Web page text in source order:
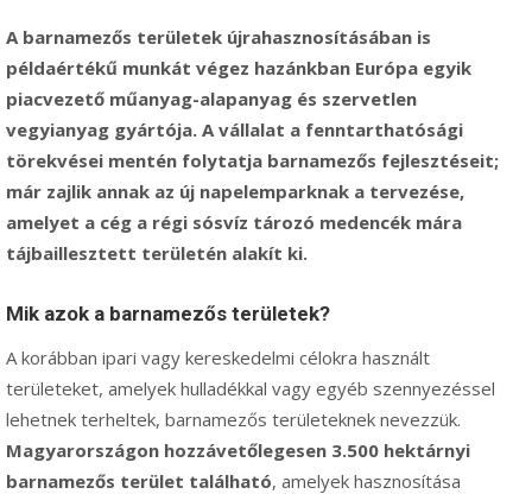
A barnamezős területek újrahasznosításában is
példaértékű munkát végez hazánkban Európa egyik
piacvezető műanyag-alapanyag és szervetlen
vegyianyag gyártója. A vállalat a fenntarthatósági
törekvései mentén folytatja barnamezős fejlesztéseit;
már zajlik annak az új napelemparknak a tervezése,
amelyet a cég a régi sósvíz tározó medencék mára
tájbaillesztett területén alakít ki.
Mik azok a barnamezős területek?
A korábban ipari vagy kereskedelmi célokra használt
területeket, amelyek hulladékkal vagy egyéb szennyezéssel
lehetnek terheltek, barnamezős területeknek nevezzük.
Magyarországon hozzávetőlegesen 3.500 hektárnyi
barnamezős terület található, amelyek hasznosítása